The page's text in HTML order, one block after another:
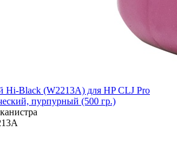
Hi-Black (W2213A) для HP CLJ Pro
пурпурный (500 гр.)